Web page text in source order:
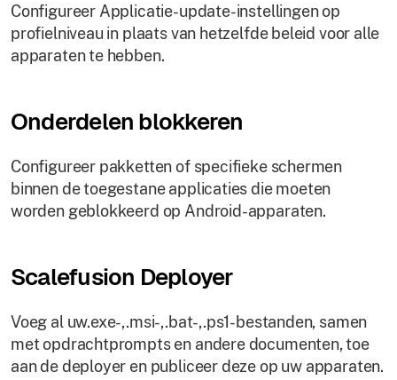
Configureer Applicatie-update-instellingen op
profielniveau in plaats van hetzelfde beleid voor alle
apparaten te hebben.
Onderdelen blokkeren
Configureer pakketten of specifieke schermen
binnen de toegestane applicaties die moeten
worden geblokkeerd op Android-apparaten.
Scalefusion Deployer
Voeg al uw.exe-,.msi-,.bat-,.ps1-bestanden, samen
met opdrachtprompts en andere documenten, toe
aan de deployer en publiceer deze op uw apparaten.